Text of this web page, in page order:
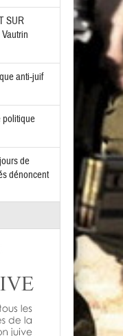
SUR
anti-juif
politique
de
dénoncent